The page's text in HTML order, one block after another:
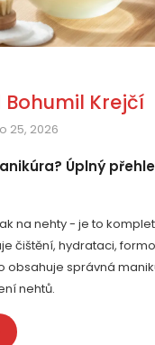
Bohumil Krejčí
25, 2026
Úplný
na nehty - je to
čištění, hydrataci,
obsahuje správná
nehtů.